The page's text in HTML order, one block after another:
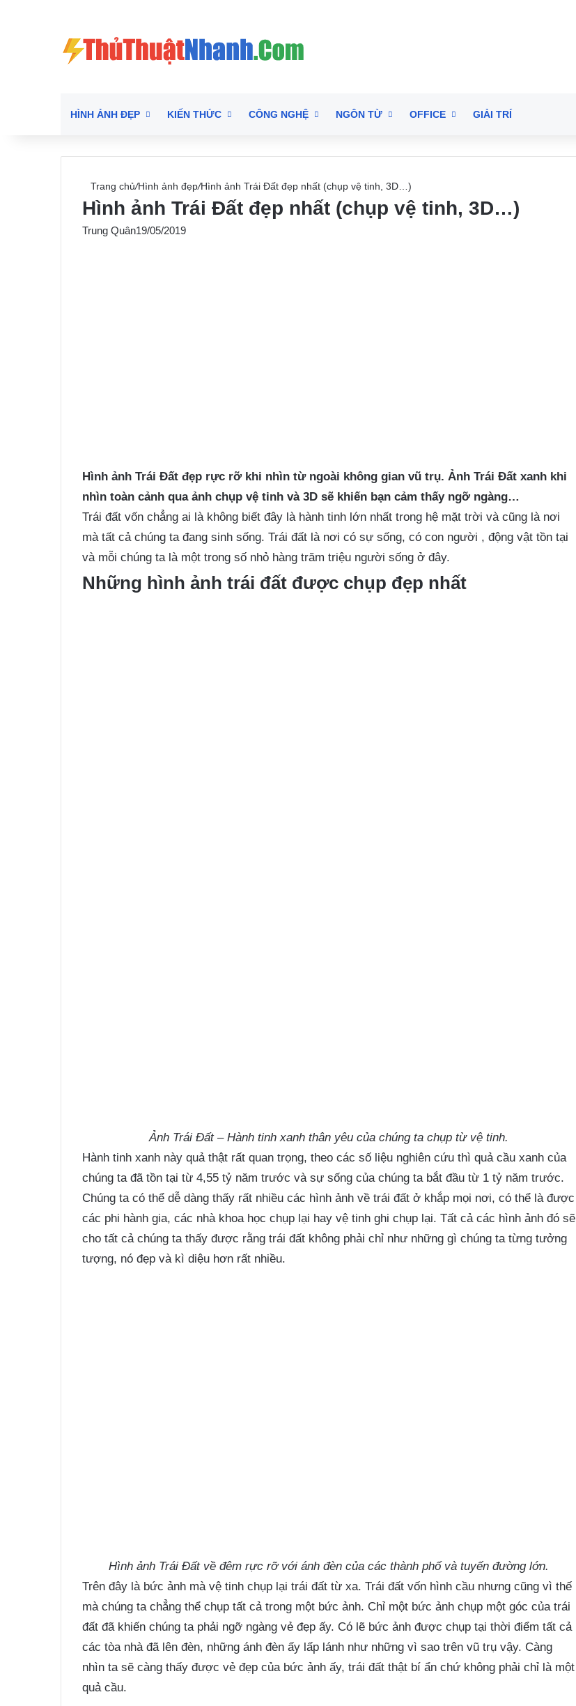
HÌNH ẢNH ĐẸP KIẾN THỨC CÔNG NGHỆ NGÔN TỪ OFFICE GIẢI TRÍ
Trang chủ/Hình ảnh đẹp/Hình ảnh Trái Đất đẹp nhất (chụp vệ tinh, 3D…)
Hình ảnh Trái Đất đẹp nhất (chụp vệ tinh, 3D…)
Trung Quân19/05/2019
Hình ảnh Trái Đất đẹp rực rỡ khi nhìn từ ngoài không gian vũ trụ. Ảnh Trái Đất xanh khi
nhìn toàn cảnh qua ảnh chụp vệ tinh và 3D sẽ khiến bạn cảm thấy ngỡ ngàng…
Trái đất vốn chẳng ai là không biết đây là hành tinh lớn nhất trong hệ mặt trời và cũng là nơi
mà tất cả chúng ta đang sinh sống. Trái đất là nơi có sự sống, có con người , động vật tồn tại
và mỗi chúng ta là một trong số nhỏ hàng trăm triệu người sống ở đây.
Những hình ảnh trái đất được chụp đẹp nhất
Ảnh Trái Đất – Hành tinh xanh thân yêu của chúng ta chụp từ vệ tinh.
Hành tinh xanh này quả thật rất quan trọng, theo các số liệu nghiên cứu thì quả cầu xanh của
chúng ta đã tồn tại từ 4,55 tỷ năm trước và sự sống của chúng ta bắt đầu từ 1 tỷ năm trước.
Chúng ta có thể dễ dàng thấy rất nhiều các hình ảnh về trái đất ở khắp mọi nơi, có thể là được
các phi hành gia, các nhà khoa học chụp lại hay vệ tinh ghi chụp lại. Tất cả các hình ảnh đó sẽ
cho tất cả chúng ta thấy được rằng trái đất không phải chỉ như những gì chúng ta từng tưởng
tượng, nó đẹp và kì diệu hơn rất nhiều.
Hình ảnh Trái Đất về đêm rực rỡ với ánh đèn của các thành phố và tuyến đường lớn.
Trên đây là bức ảnh mà vệ tinh chụp lại trái đất từ xa. Trái đất vốn hình cầu nhưng cũng vì thế
mà chúng ta chẳng thể chụp tất cả trong một bức ảnh. Chỉ một bức ảnh chụp một góc của trái
đất đã khiến chúng ta phải ngỡ ngàng vẻ đẹp ấy. Có lẽ bức ảnh được chụp tại thời điểm tất cả
các tòa nhà đã lên đèn, những ánh đèn ấy lấp lánh như những vì sao trên vũ trụ vậy. Càng
nhìn ta sẽ càng thấy được vẻ đẹp của bức ảnh ấy, trái đất thật bí ẩn chứ không phải chỉ là một
quả cầu.